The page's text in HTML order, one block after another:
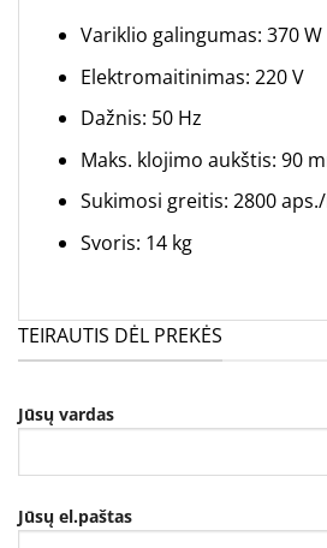
Variklio galingumas: 370 W
Elektromaitinimas: 220 V
Dažnis: 50 Hz
Maks. klojimo aukštis: 90
Sukimosi greitis: 2800
Svoris: 14 kg
TEIRAUTIS DĖL PREKĖS
Jūsų vardas
Jūsų el.paštas